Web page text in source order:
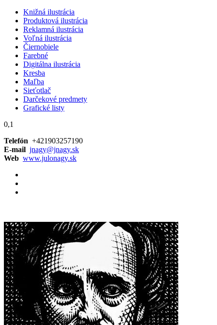
Knižná ilustrácia
Produktová ilustrácia
Reklamná ilustrácia
Voľná ilustrácia
Čiernobiele
Farebné
Digitálna ilustrácia
Kresba
Maľba
Sieťotlač
Darčekové predmety
Grafické listy
0,1
Telefón +421903257190
E-mail jnagy@jnagy.sk
Web www.julonagy.sk